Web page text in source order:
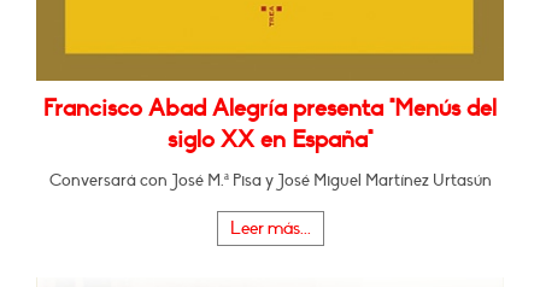
Francisco Abad Alegría presenta "Menús del
siglo XX en España"
Conversará con José M.ª Pisa y José Miguel Martínez Urtasún
Leer más...